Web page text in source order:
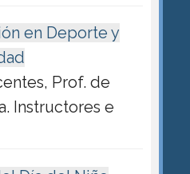
en Deporte y
Prof. de
Instructores e